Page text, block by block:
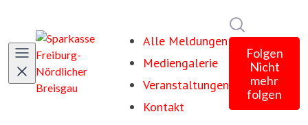
Alle Meldungen
Mediengalerie
Veranstaltungen
Kontakt
Folgen
Nicht
mehr
folgen